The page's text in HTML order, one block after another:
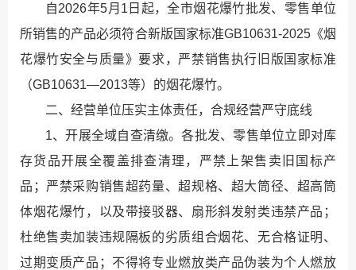
自2026年5月1日起，全市烟花爆竹批发、零售单位
所销售的产品必须符合新版国家标准GB10631-2025《烟
花爆竹安全与质量》要求，严禁销售执行旧版国家标准
（GB10631—2013等）的烟花爆竹。
二、经营单位压实主体责任，合规经营严守底线
1、开展全域自查清缴。各批发、零售单位立即对库
存货品开展全覆盖排查清理，严禁上架售卖旧国标产
品；严禁采购销售超药量、超规格、超大筒径、超高筒
体烟花爆竹，以及带接驳器、扇形斜发射类违禁产品；
杜绝售卖加装违规隔板的劣质组合烟花、无合格证明、
过期变质产品；不得将专业燃放类产品伪装为个人燃放